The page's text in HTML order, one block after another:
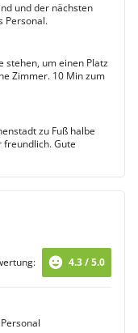
und der nächsten
Personal.
stehen, um einen Platz
Zimmer. 10 Min zum
zu Fuß halbe
freundlich. Gute
4.3 / 5.0